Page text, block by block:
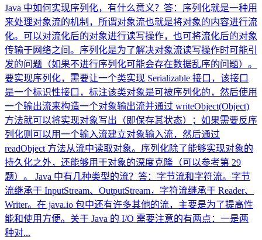
Java 中如何实现序列化，有什么意义？答：序列化就是一种用
来处理对象流的机制，所谓对象流也就是将对象的内容进行流
化。可以对流化后的对象进行读写操作，也可将流化后的对象
传输于网络之间。序列化是为了解决对象流读写操作时可能引
发的问题（如果不进行序列化可能会存在数据乱序的问题）。
要实现序列化，需要让一个类实现 Serializable 接口，该接口
是一个标识性接口，标注该类对象是可被序列化的，然后使用
一个输出流来构造一个对象输出流并通过 writeObject(Object)
方法就可以将实现对象写出（即保存其状态）；如果需要反序
列化则可以用一个输入流建立对象输入流，然后通过
readObject 方法从流中读取对象。序列化除了能够实现对象的
持久化之外，还能够用于对象的深度克隆（可以参考第 29
题）。 Java 中有几种类型的流？答：字节流和字符流。字节
流继承于 InputStream、OutputStream，字符流继承于 Reader、
Writer。在 java.io 包中还有许多其他的流，主要是为了提高性
能和使用方便。关于 Java 的 I/O 需要注意的有两点：一是两
种对...